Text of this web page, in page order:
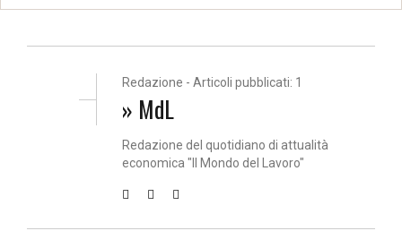
Redazione - Articoli pubblicati: 1
» MdL
Redazione del quotidiano di attualità
economica "Il Mondo del Lavoro"